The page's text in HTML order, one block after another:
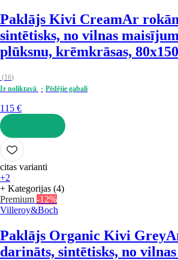
Paklājs Kivi CreamAr
sintētisks, no vilnas
plūksnu, krēmkrāsas,
(16)
Ir noliktavā
Pēdējie gabali
115 €
LIKT GROZĀ
citas varianti
+2
+ Kategorijas (4)
Premium -12%
Villeroy&Boch
Paklājs Organic Kivi Grey
darināts, sintētisks, no